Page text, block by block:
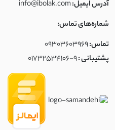
آدرس ایمیل:info@ibolak.com
شماره‌های تماس:
تماس:09303603969
پشتیبانی :01732534106-9